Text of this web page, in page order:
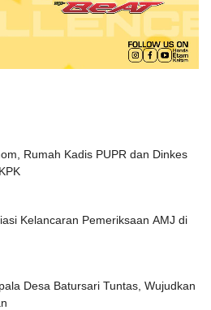
Rumah Kadis PUPR dan Dinkes
Kelancaran Pemeriksaan AMJ di
Desa Batursari Tuntas, Wujudkan